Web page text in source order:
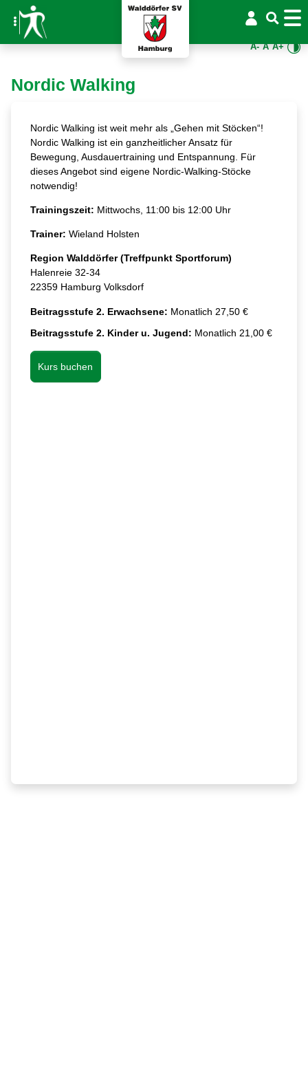
A- A A+
Nordic Walking
Nordic Walking ist weit mehr als „Gehen mit Stöcken“!
Nordic Walking ist ein ganzheitlicher Ansatz für
Bewegung, Ausdauertraining und Entspannung. Für
dieses Angebot sind eigene Nordic-Walking-Stöcke
notwendig!
Trainingszeit: Mittwochs, 11:00 bis 12:00 Uhr
Trainer: Wieland Holsten
Region Walddörfer (Treffpunkt Sportforum)
Halenreie 32-34
22359 Hamburg Volksdorf
Beitragsstufe 2. Erwachsene: Monatlich 27,50 €
Beitragsstufe 2. Kinder u. Jugend: Monatlich 21,00 €
Kurs buchen